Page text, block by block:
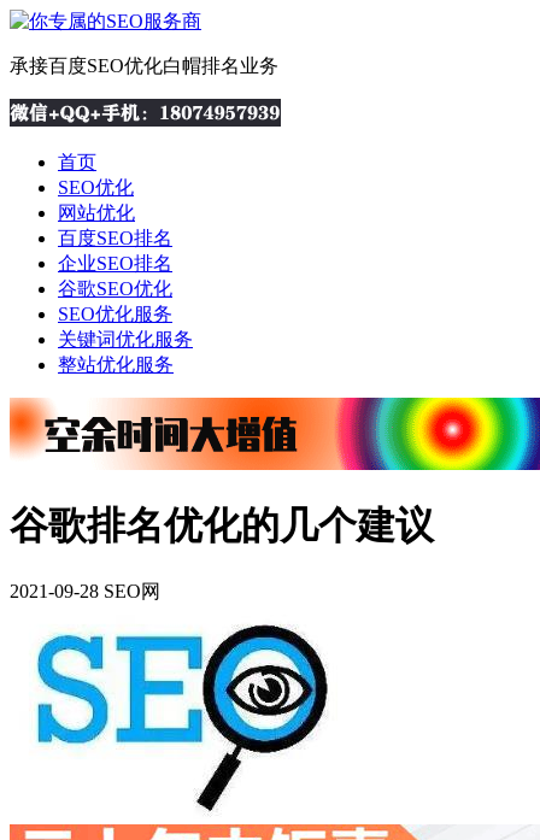
承接百度SEO优化白帽排名业务
首页
SEO优化
网站优化
百度SEO排名
企业SEO排名
谷歌SEO优化
SEO优化服务
关键词优化服务
整站优化服务
谷歌排名优化的几个建议
2021-09-28 SEO网